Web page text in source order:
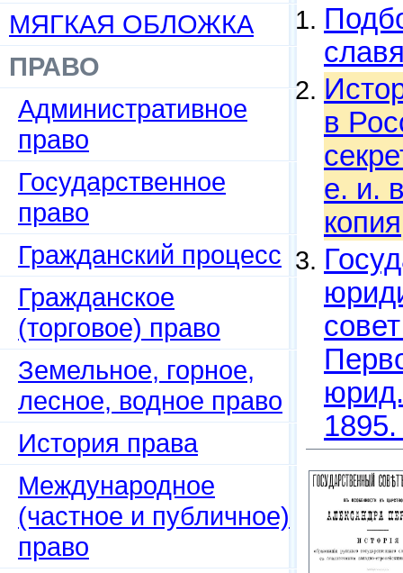
МЯГКАЯ ОБЛОЖКА
ПРАВО
Административное
право
Государственное
право
Гражданский процесс
Гражданское
(торговое) право
Земельное, горное,
лесное, водное право
История права
Международное
(частное и публичное)
право
в
е. и.
копия